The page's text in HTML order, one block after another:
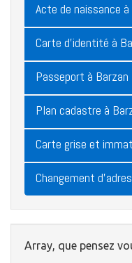
Acte de naissance à
Carte d'identité à
Passeport à Barzan
Plan cadastre à
Carte grise et
Changement
Array, que pensez